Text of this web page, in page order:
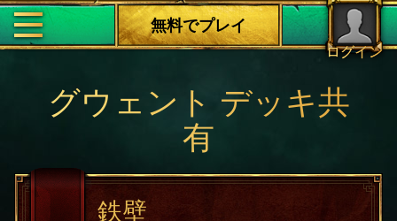
ログイン
無料でプレイ
グウェント デッキ共
有
鉄壁